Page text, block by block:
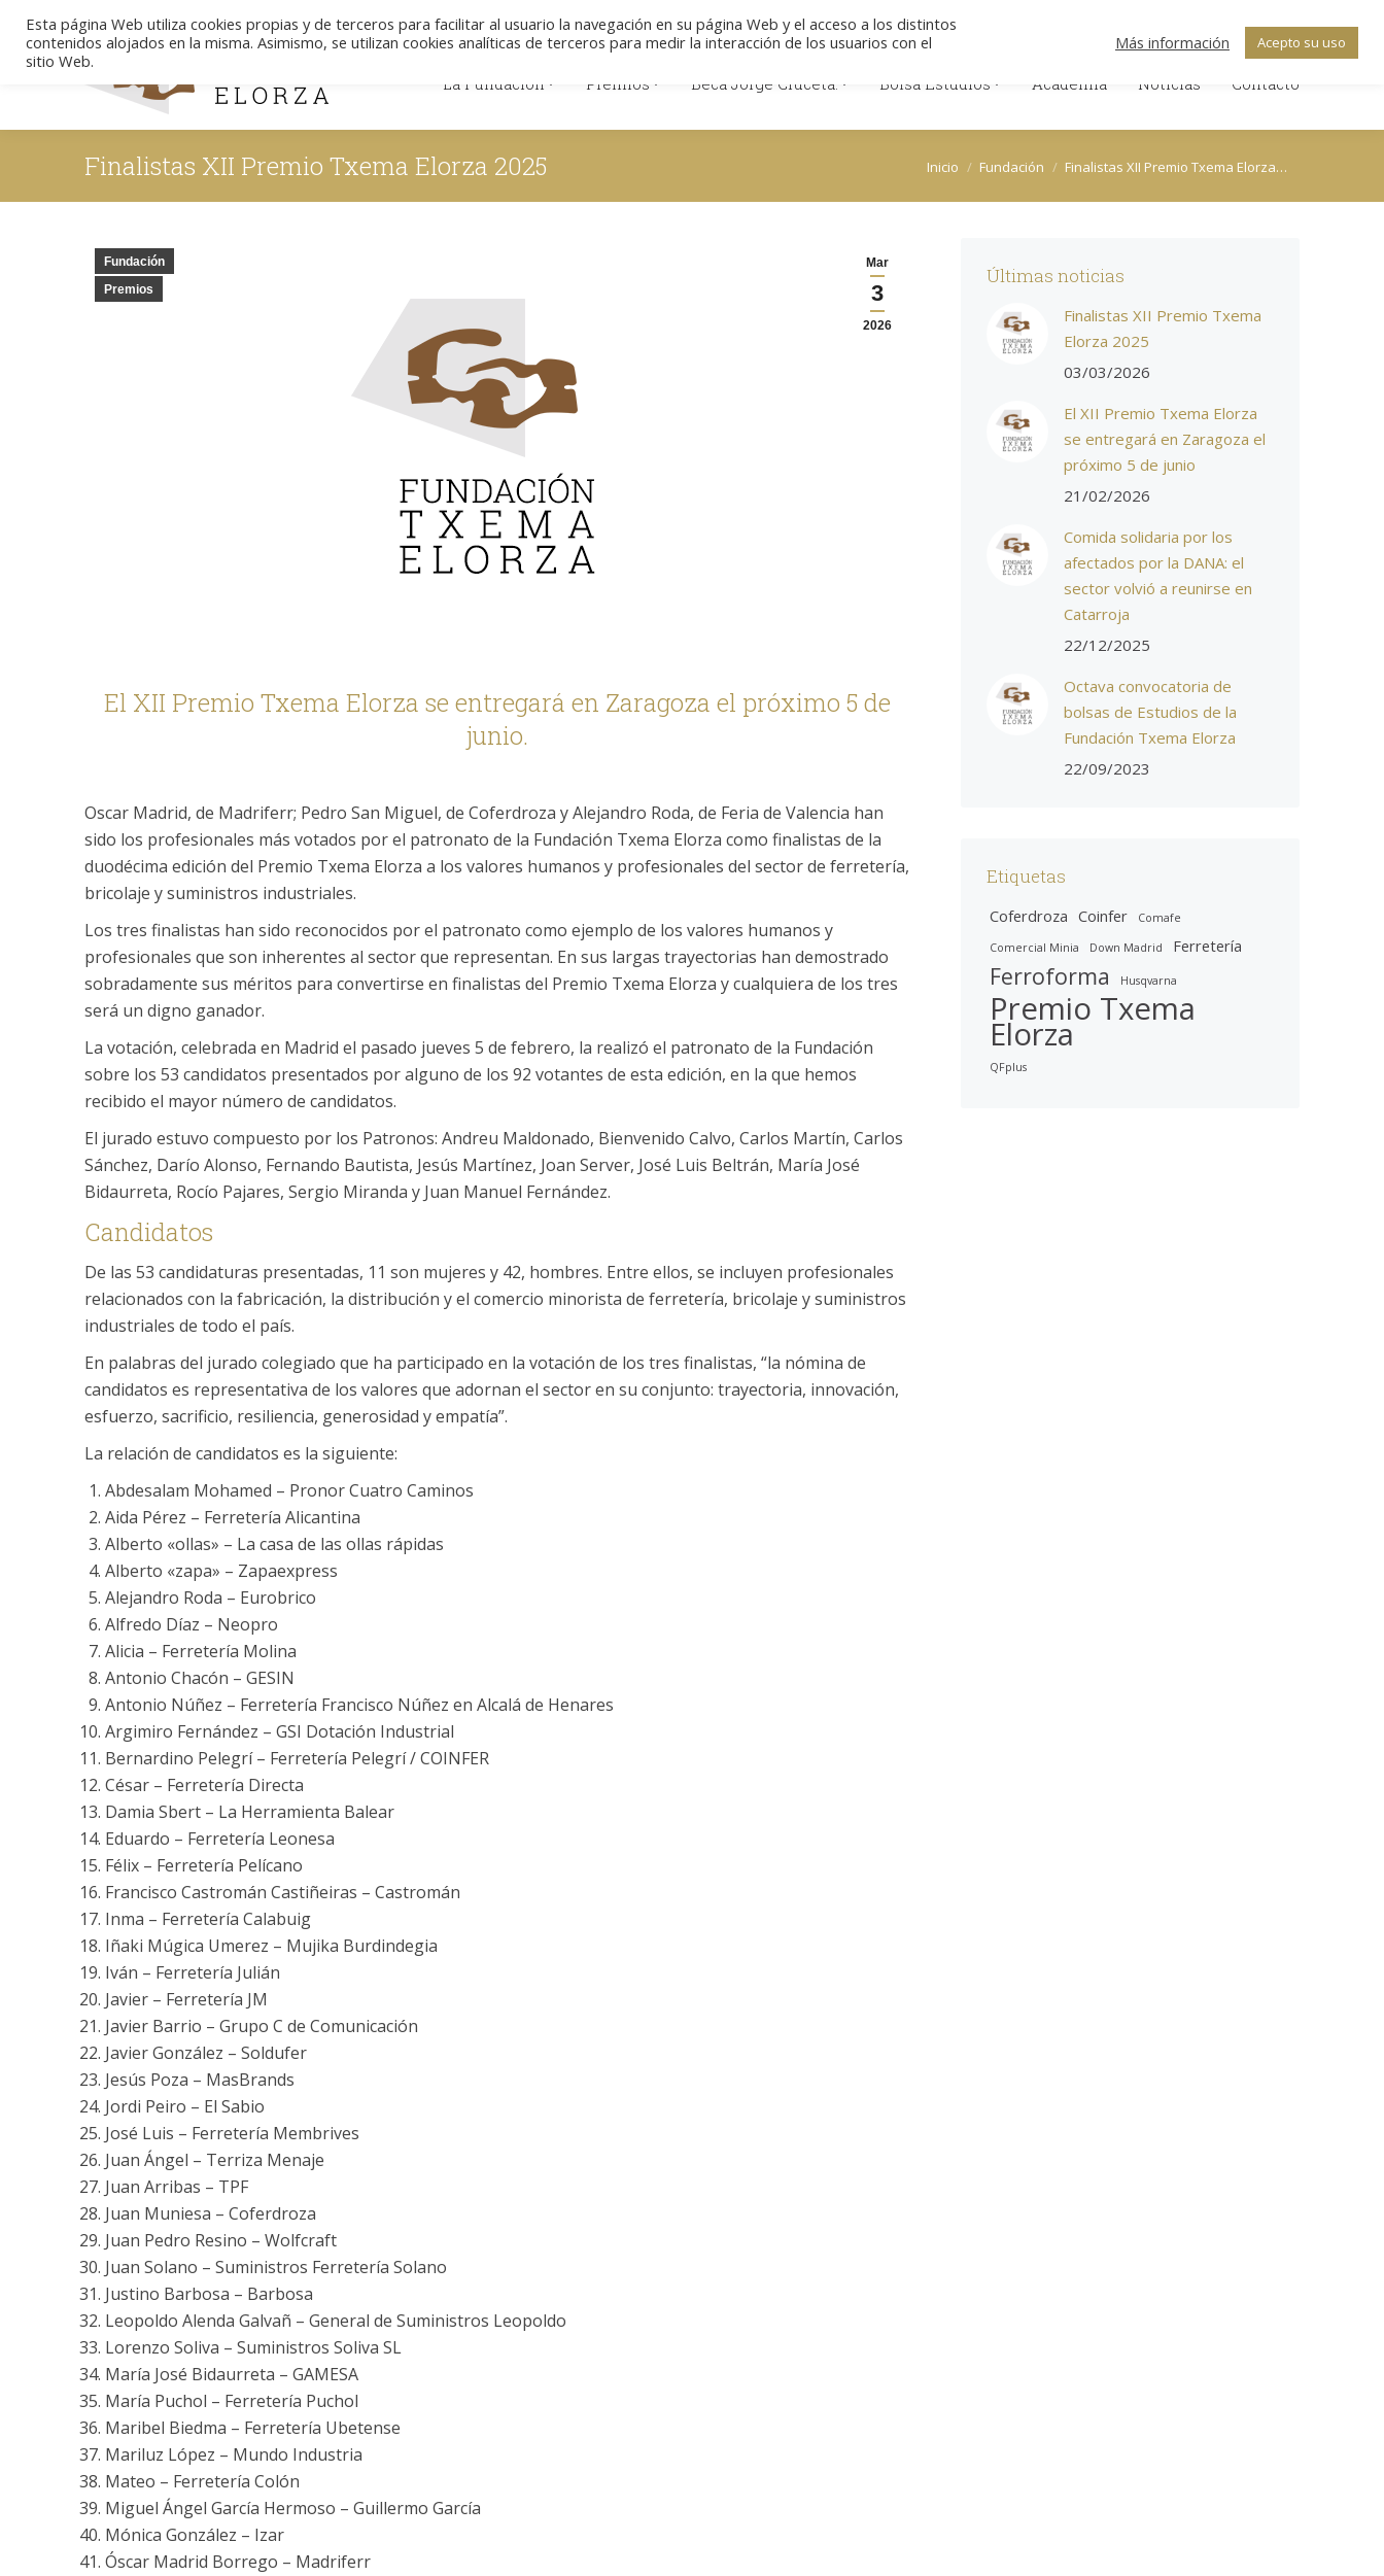
Colabore Descargas Aviso legal Política de Cookies
Facebook
page
opens
new
window
page
opens
new
window
Linkedin
page
opens
new
window
La Fundación Premios Beca Jorge Cruceta. Bolsa Estudios Academia Noticias Contacto
Finalistas XII Premio Txema Elorza 2025 Estás aquí:
Inicio Fundación Finalistas XII Premio Txema Elorza…
Mar
3
2026
Fundación
Premios
El XII Premio Txema Elorza se entregará en Zaragoza el próximo 5 de
junio.
Oscar Madrid, de Madriferr; Pedro San Miguel, de Coferdroza y Alejandro Roda, de Feria de Valencia han
sido los profesionales más votados por el patronato de la Fundación Txema Elorza como finalistas de la
duodécima edición del Premio Txema Elorza a los valores humanos y profesionales del sector de ferretería,
bricolaje y suministros industriales.
Los tres finalistas han sido reconocidos por el patronato como ejemplo de los valores humanos y
profesionales que son inherentes al sector que representan. En sus largas trayectorias han demostrado
sobradamente sus méritos para convertirse en finalistas del Premio Txema Elorza y cualquiera de los tres
será un digno ganador.
La votación, celebrada en Madrid el pasado jueves 5 de febrero, la realizó el patronato de la Fundación
sobre los 53 candidatos presentados por alguno de los 92 votantes de esta edición, en la que hemos
recibido el mayor número de candidatos.
El jurado estuvo compuesto por los Patronos: Andreu Maldonado, Bienvenido Calvo, Carlos Martín, Carlos
Sánchez, Darío Alonso, Fernando Bautista, Jesús Martínez, Joan Server, José Luis Beltrán, María José
Bidaurreta, Rocío Pajares, Sergio Miranda y Juan Manuel Fernández.
Candidatos
De las 53 candidaturas presentadas, 11 son mujeres y 42, hombres. Entre ellos, se incluyen profesionales
relacionados con la fabricación, la distribución y el comercio minorista de ferretería, bricolaje y suministros
industriales de todo el país.
En palabras del jurado colegiado que ha participado en la votación de los tres finalistas, “la nómina de
candidatos es representativa de los valores que adornan el sector en su conjunto: trayectoria, innovación,
esfuerzo, sacrificio, resiliencia, generosidad y empatía”.
La relación de candidatos es la siguiente:
Abdesalam Mohamed – Pronor Cuatro Caminos
Aida Pérez – Ferretería Alicantina
Alberto «ollas» – La casa de las ollas rápidas
Alberto «zapa» – Zapaexpress
Alejandro Roda – Eurobrico
Alfredo Díaz – Neopro
Alicia – Ferretería Molina
Antonio Chacón – GESIN
Antonio Núñez – Ferretería Francisco Núñez en Alcalá de Henares
Argimiro Fernández – GSI Dotación Industrial
Bernardino Pelegrí – Ferretería Pelegrí / COINFER
César – Ferretería Directa
Damia Sbert – La Herramienta Balear
Eduardo – Ferretería Leonesa
Félix – Ferretería Pelícano
Francisco Castromán Castiñeiras – Castromán
Inma – Ferretería Calabuig
Iñaki Múgica Umerez – Mujika Burdindegia
Iván – Ferretería Julián
Javier – Ferretería JM
Javier Barrio – Grupo C de Comunicación
Javier González – Soldufer
Jesús Poza – MasBrands
Jordi Peiro – El Sabio
José Luis – Ferretería Membrives
Juan Ángel – Terriza Menaje
Juan Arribas – TPF
Juan Muniesa – Coferdroza
Juan Pedro Resino – Wolfcraft
Juan Solano – Suministros Ferretería Solano
Justino Barbosa – Barbosa
Leopoldo Alenda Galvañ – General de Suministros Leopoldo
Lorenzo Soliva – Suministros Soliva SL
María José Bidaurreta – GAMESA
María Puchol – Ferretería Puchol
Maribel Biedma – Ferretería Ubetense
Mariluz López – Mundo Industria
Mateo – Ferretería Colón
Miguel Ángel García Hermoso – Guillermo García
Mónica González – Izar
Óscar Madrid Borrego – Madriferr
Últimas noticias
Finalistas XII Premio Txema
Elorza 2025
03/03/2026
El XII Premio Txema Elorza
se entregará en Zaragoza el
próximo 5 de junio
21/02/2026
Comida solidaria por los
afectados por la DANA: el
sector volvió a reunirse en
Catarroja
22/12/2025
Octava convocatoria de
bolsas de Estudios de la
Fundación Txema Elorza
22/09/2023
Etiquetas
Coferdroza Coinfer Comafe
Comercial Minia Down Madrid Ferretería
Ferroforma Husqvarna
Premio Txema
Elorza
QFplus
Esta página Web utiliza cookies propias y de terceros para facilitar al usuario la navegación en su página Web y el acceso a los distintos
contenidos alojados en la misma. Asimismo, se utilizan cookies analíticas de terceros para medir la interacción de los usuarios con el
sitio Web.
Más información Acepto su uso
La Fundación Premios Beca Jorge Cruceta. Bolsa Estudios Noticias Contacto